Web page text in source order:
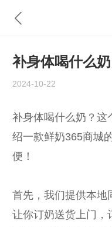
补身体喝什么
2024-10-22
补身体喝什么奶？这
绍一款鲜奶365商城
便！
首先，我们提供本地
让你订奶送货上门，